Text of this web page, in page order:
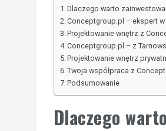
Dlaczego warto
Conceptgroup.pl – ekspert
Projektowanie wnętrz z
Conceptgroup.pl – z
Projektowanie wnętrz
Twoja współpraca z
Podsumowanie
Dlaczego